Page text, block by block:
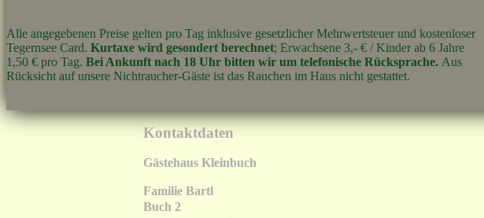
Alle angegebenen Preise gelten pro Tag inklusive gesetzlicher Mehrwertsteuer und kostenloser
Tegernsee Card. Kurtaxe wird gesondert berechnet; Erwachsene 3,- € / Kinder ab 6 Jahre
1,50 € pro Tag. Bei Ankunft nach 18 Uhr bitten wir um telefonische Rücksprache. Aus
Rücksicht auf unsere Nichtraucher-Gäste ist das Rauchen im Haus nicht gestattet.
Kontaktdaten
Gästehaus Kleinbuch
Familie Bartl
Buch 2